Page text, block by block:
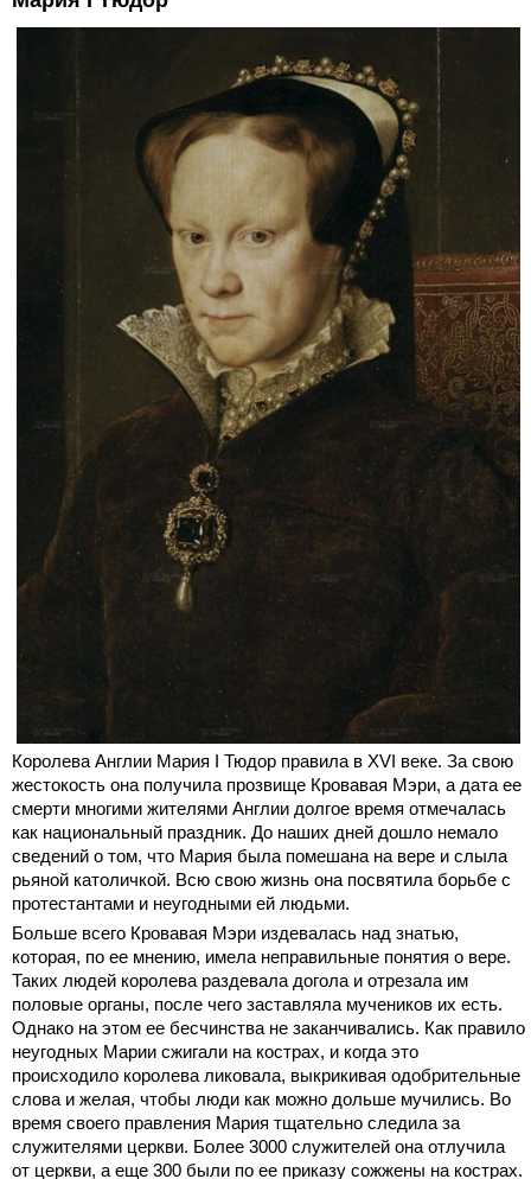
Королева Англии Мария I Тюдор правила в XVI веке. За свою
жестокость она получила прозвище Кровавая Мэри, а дата ее
смерти многими жителями Англии долгое время отмечалась
как национальный праздник. До наших дней дошло немало
сведений о том, что Мария была помешана на вере и слыла
рьяной католичкой. Всю свою жизнь она посвятила борьбе с
протестантами и неугодными ей людьми.
Больше всего Кровавая Мэри издевалась над знатью,
которая, по ее мнению, имела неправильные понятия о вере.
Таких людей королева раздевала догола и отрезала им
половые органы, после чего заставляла мучеников их есть.
Однако на этом ее бесчинства не заканчивались. Как правило
неугодных Марии сжигали на кострах, и когда это
происходило королева ликовала, выкрикивая одобрительные
слова и желая, чтобы люди как можно дольше мучились. Во
время своего правления Мария тщательно следила за
служителями церкви. Более 3000 служителей она отлучила
от церкви, а еще 300 были по ее приказу сожжены на кострах.